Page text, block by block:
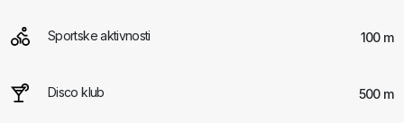
Sportske aktivnosti 100 m
Disco klub 500 m